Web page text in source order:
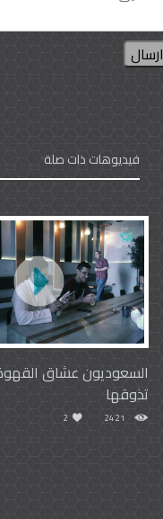
ارسال
فيديوهات ذات صلة
السعوديون عشاق
تذوقها
2421
2